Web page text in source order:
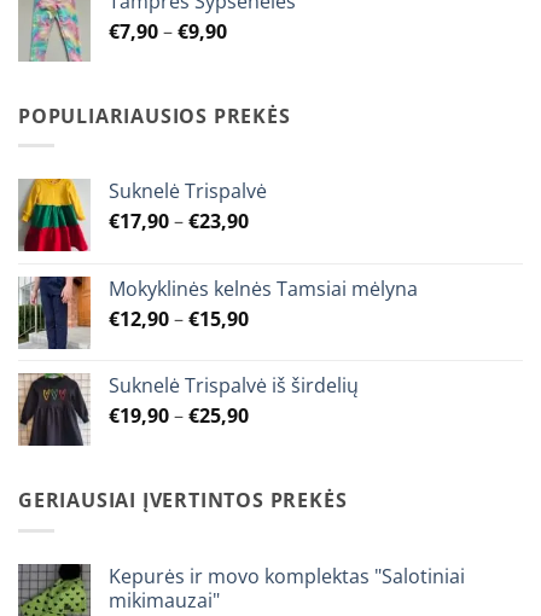
through
€9,90
€7,90–€9,90Price
through
€9,90
POPULIARIAUSIOS PREKĖS
Suknelė Trispalvė
€17,90–€23,90Price
through
€23,90
Mokyklinės kelnės Tamsiai mėlyna
€12,90–€15,90Price
through
€15,90
Suknelė Trispalvė iš širdelių
€19,90–€25,90Price
through
€25,90
GERIAUSIAI ĮVERTINTOS PREKĖS
Kepurės ir movo komplektas "Salotiniai
mikimauzai"